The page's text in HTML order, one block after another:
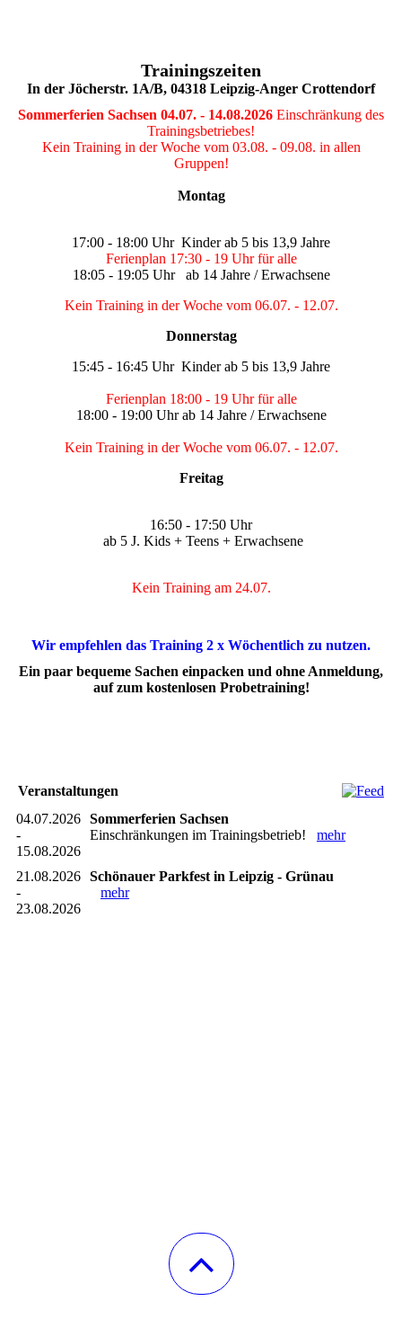
Trainingszeiten
In der Jöcherstr. 1A/B, 04318 Leipzig-Anger Crottendorf
Sommerferien Sachsen 04.07. - 14.08.2026 Einschränkung des
Trainingsbetriebes!
Kein Training in der Woche vom 03.08. - 09.08. in allen
Gruppen!
Montag
17:00 - 18:00 Uhr Kinder ab 5 bis 13,9 Jahre
Ferienplan 17:30 - 19 Uhr für alle
18:05 - 19:05 Uhr ab 14 Jahre / Erwachsene
Kein Training in der Woche vom 06.07. - 12.07.
Donnerstag
15:45 - 16:45 Uhr Kinder ab 5 bis 13,9 Jahre
Ferienplan 18:00 - 19 Uhr für alle
18:00 - 19:00 Uhr ab 14 Jahre / Erwachsene
Kein Training in der Woche vom 06.07. - 12.07.
Freitag
16:50 - 17:50 Uhr
ab 5 J. Kids + Teens + Erwachsene
Kein Training am 24.07.
Wir empfehlen das Training 2 x Wöchentlich zu nutzen.
Ein paar bequeme Sachen einpacken und ohne Anmeldung,
auf zum kostenlosen Probetraining!
Veranstaltungen
04.07.2026
-
15.08.2026
Sommerferien Sachsen
Einschränkungen im Trainingsbetrieb! mehr
21.08.2026
-
23.08.2026
Schönauer Parkfest in Leipzig - Grünau
mehr